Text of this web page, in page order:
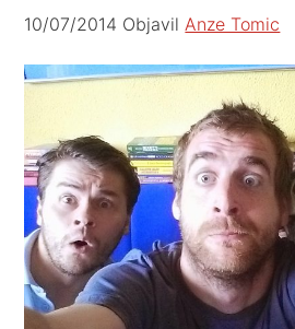
10/07/2014 ObjavilAnze Tomic